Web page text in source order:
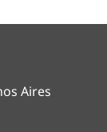
Aires